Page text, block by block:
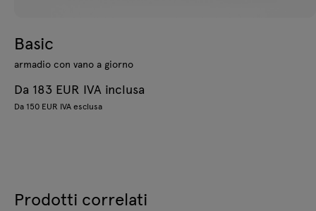
Basic
armadio con vano a giorno
Da 183 EUR IVA inclusa
Da 150 EUR IVA esclusa
Prodotti correlati